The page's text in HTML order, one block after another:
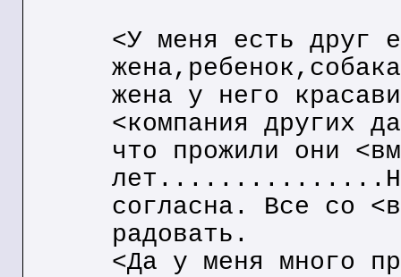
<У меня есть друг
жена у него
<компания других
что прожили они
согласна. Все со
радовать.
<Да у меня